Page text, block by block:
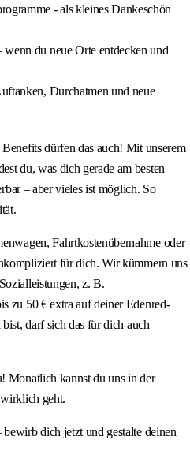
- als kleines Dankeschön
du neue Orte entdecken und
Durchatmen und neue
dürfen das auch! Mit unserem
du, was dich gerade am besten
– aber vieles ist möglich. So
Fahrtkostenübernahme oder
für dich. Wir kümmern uns
z. B.
zu 50 € extra auf deiner Edenred-
darf sich das für dich auch
Monatlich kannst du uns in der
geht.
dich jetzt und gestalte deinen